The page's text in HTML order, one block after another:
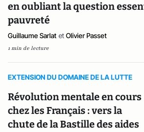
en oubliant la question
pauvreté
Guillaume Sarlat et Olivier Passet
1 min de lecture
EXTENSION DU DOMAINE DE LA LUTTE
Révolution mentale en cours
chez les Français : vers la
chute de la Bastille des aides